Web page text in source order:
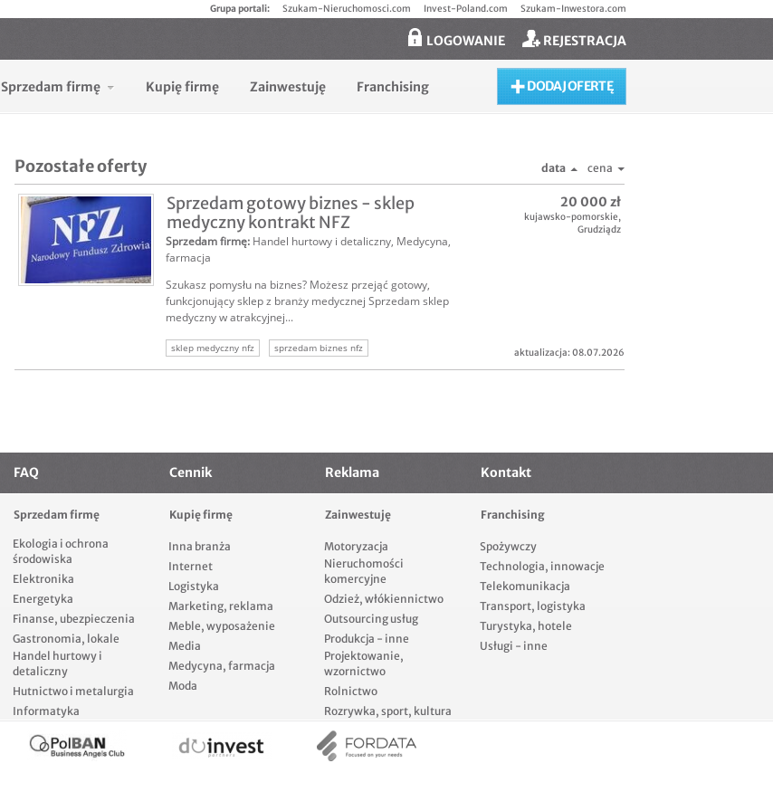
Grupa portali: Szukam-Nieruchomosci.com Invest-Poland.com Szukam-Inwestora.com
LOGOWANIE REJESTRACJA
Sprzedam firmę Kupię firmę Zainwestuję Franchising DODAJ OFERTĘ
data cena
Pozostałe oferty
Sprzedam gotowy biznes - sklep
medyczny kontrakt NFZ
Sprzedam firmę: Handel hurtowy i detaliczny, Medycyna,
farmacja
Szukasz pomysłu na biznes? Możesz przejąć gotowy,
funkcjonujący sklep z branży medycznej Sprzedam sklep
medyczny w atrakcyjnej...
sklep medyczny nfz
sprzedam biznes nfz
sprzedam sklep medyczny
biznes z kontraktem
20 000 zł
kujawsko-pomorskie,
Grudziądz
aktualizacja: 08.07.2026
FAQ Cennik Reklama Kontakt
Sprzedam firmę Kupię firmę Zainwestuję Franchising
Ekologia i ochrona
środowiska
Elektronika
Energetyka
Finanse, ubezpieczenia
Gastronomia, lokale
Handel hurtowy i
detaliczny
Hutnictwo i metalurgia
Informatyka
Inna branża
Internet
Logistyka
Marketing, reklama
Meble, wyposażenie
Media
Medycyna, farmacja
Moda
Motoryzacja
Nieruchomości
komercyjne
Odzież, włókiennictwo
Outsourcing usług
Produkcja - inne
Projektowanie,
wzornictwo
Rolnictwo
Rozrywka, sport, kultura
Spożywczy
Technologia, innowacje
Telekomunikacja
Transport, logistyka
Turystyka, hotele
Usługi - inne